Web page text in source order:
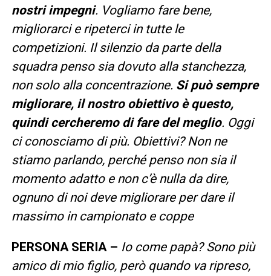
nostri impegni. Vogliamo fare bene,
migliorarci e ripeterci in tutte le
competizioni. Il silenzio da parte della
squadra penso sia dovuto alla stanchezza,
non solo alla concentrazione. Si può sempre
migliorare, il nostro obiettivo è questo,
quindi cercheremo di fare del meglio. Oggi
ci conosciamo di più. Obiettivi? Non ne
stiamo parlando, perché penso non sia il
momento adatto e non c’è nulla da dire,
ognuno di noi deve migliorare per dare il
massimo in campionato e coppe
PERSONA SERIA – Io come papà? Sono più
amico di mio figlio, però quando va ripreso,